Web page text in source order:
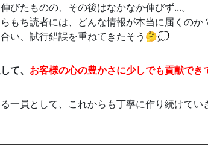
びたものの、その後はなかなか伸びず...。
もち読者には、どんな情報が本当に届くのか
い、試行錯誤を重ねてきたそう🤔💭
て、 お客様の心の豊かさに少しでも貢献でき
一員として、これからも丁寧に作り続けて